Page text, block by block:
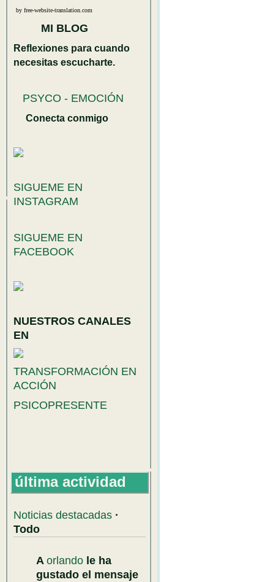
by free-website-translation.com
MI BLOG
Reflexiones para cuando
necesitas escucharte.
PSYCO - EMOCIÓN
Conecta conmigo
SIGUEME EN
INSTAGRAM
SIGUEME EN
FACEBOOK
NUESTROS CANALES
EN
TRANSFORMACIÓN EN
ACCIÓN
PSICOPRESENTE
última actividad
Noticias destacadas ·
Todo
A orlando le ha
gustado el mensaje